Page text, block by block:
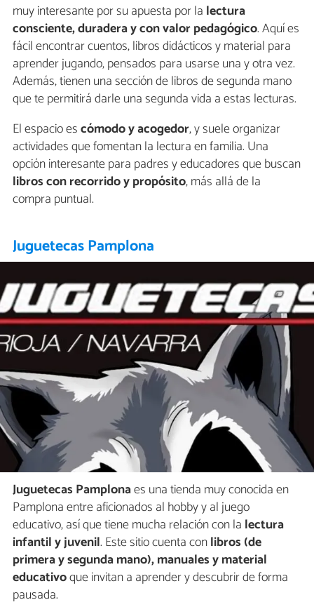
muy interesante por su apuesta por la lectura
consciente, duradera y con valor pedagógico. Aquí es
fácil encontrar cuentos, libros didácticos y material para
aprender jugando, pensados para usarse una y otra vez.
Además, tienen una sección de libros de segunda mano
que te permitirá darle una segunda vida a estas lecturas.
El espacio escómodo y acogedor, y suele organizar
actividades que fomentan la lectura en familia. Una
opción interesante para padres y educadores que buscan
libros con recorrido y propósito, más allá de la
compra puntual.
Juguetecas Pamplona
Juguetecas Pamplonaes una tienda muy conocida en
Pamplona entre aficionados al hobby y al juego
educativo, así que tiene mucha relación con la lectura
infantil y juvenil. Este sitio cuenta conlibros (de
primera y segunda mano), manuales y material
educativoque invitan a aprender y descubrir de forma
pausada.